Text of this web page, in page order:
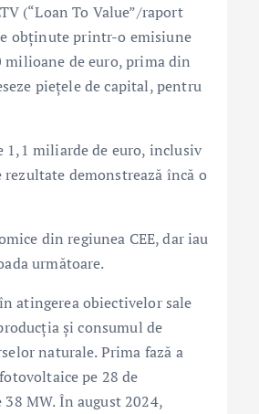
(“Loan To Value”/raport
obținute printr-o emisiune
de euro, prima din
piețele de capital, pentru
1,1 miliarde de euro, inclusiv
demonstrează încă o
din regiunea CEE, dar iau
următoare.
atingerea obiectivelor sale
și consumul de
naturale. Prima fază a
pe 28 de
MW. În august 2024,